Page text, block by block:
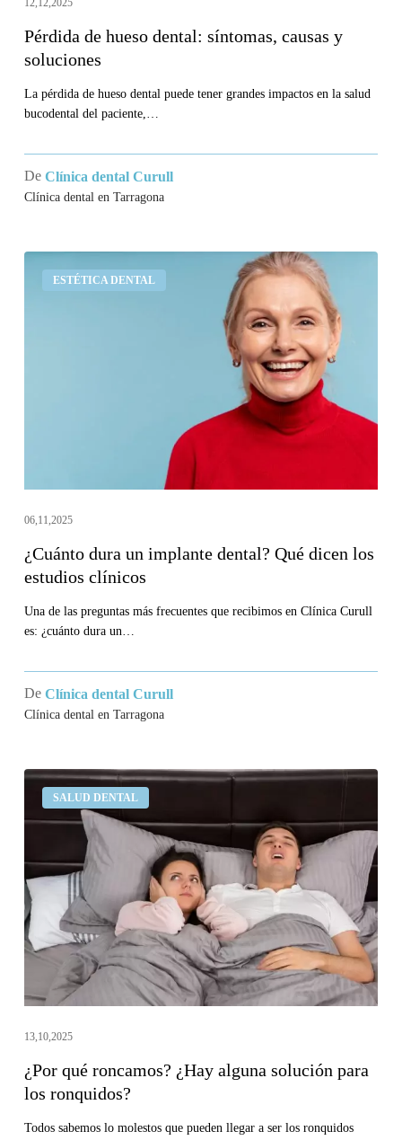
Pérdida de hueso dental: síntomas, causas y
soluciones
La pérdida de hueso dental puede tener grandes impactos en la salud
bucodental del paciente,…
De Clínica dental Curull
Clínica dental en Tarragona
ESTÉTICA DENTAL
clínicos
06,11,2025
¿Cuánto dura un implante dental? Qué dicen los
estudios clínicos
Una de las preguntas más frecuentes que recibimos en Clínica Curull
es: ¿cuánto dura un…
De Clínica dental Curull
Clínica dental en Tarragona
SALUD DENTAL
¿Por
qué
roncamos?
alguna
solución
para
los
ronquidos?
13,10,2025
¿Por qué roncamos? ¿Hay alguna solución para
los ronquidos?
Todos sabemos lo molestos que pueden llegar a ser los ronquidos